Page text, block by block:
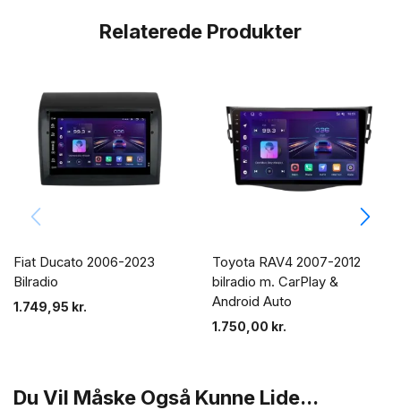
Relaterede Produkter
Fiat Ducato 2006-2023
Bilradio
1.749,95 kr.
Toyota RAV4 2007-2012
bilradio m. CarPlay &
Android Auto
1.750,00 kr.
Du Vil Måske Også Kunne Lide...